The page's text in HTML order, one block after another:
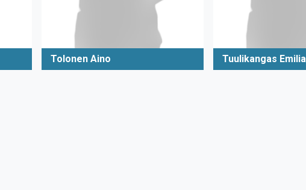
Tolonen Aino Tuulikangas Emilia